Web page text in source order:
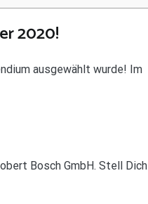
2020!
ausgewählt wurde! Im
Bosch GmbH. Stell Dich